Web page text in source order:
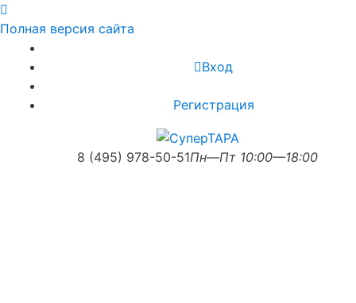
Полная версия сайта
Вход
Регистрация
8 (495) 978-50-51Пн—Пт 10:00—18:00